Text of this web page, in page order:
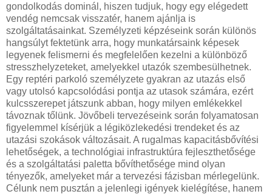
gondolkodás dominál, hiszen tudjuk, hogy egy elégedett
vendég nemcsak visszatér, hanem ajánlja is
szolgáltatásainkat. Személyzeti képzéseink során különös
hangsúlyt fektetünk arra, hogy munkatársaink képesek
legyenek felismerni és megfelelően kezelni a különböző
stresszhelyzeteket, amelyekkel utazók szembesülhetnek.
Egy reptéri parkoló személyzete gyakran az utazás első
vagy utolsó kapcsolódási pontja az utasok számára, ezért
kulcsszerepet játszunk abban, hogy milyen emlékekkel
távoznak tőlünk. Jövőbeli tervezéseink során folyamatosan
figyelemmel kísérjük a légiközlekedési trendeket és az
utazási szokások változásait. A rugalmas kapacitásbővítési
lehetőségek, a technológiai infrastruktúra fejleszthetősége
és a szolgáltatási paletta bővíthetősége mind olyan
tényezők, amelyeket már a tervezési fázisban mérlegelünk.
Célunk nem pusztán a jelenlegi igények kielégítése, hanem